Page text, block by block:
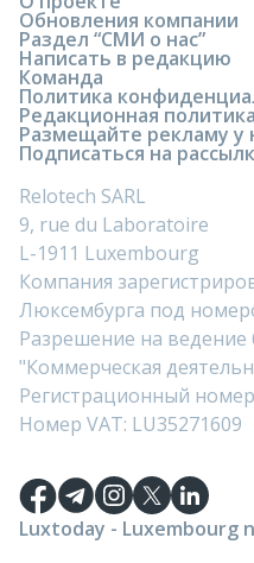
Обновления компании
Раздел “СМИ о нас”
Написать в редакцию
Команда
Политика
Редакционная политика
Размещайте рекламу у
Подписаться на
Relotech SARL
9, rue du Laboratoire
L-1911 Luxembourg
Компания
Люксембурга под
Разрешение на ведение
"Коммерческая
Регистрационный
Номер VAT: LU35271609
Luxtoday - Luxembourg